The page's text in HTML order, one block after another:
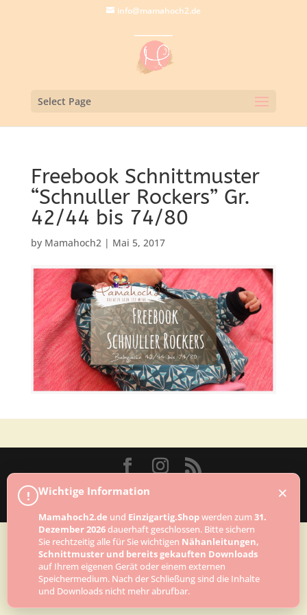
info@mamahoch2.de
Select Page
Freebook Schnittmuster
“Schnuller Rockers” Gr.
42/44 bis 74/80
by Mamahoch2| Mai 5, 2017
Designed byElegant Themes
! Wichtige Information
Mamahoch2.de und Einzigartig.Shopwerden zum 31.
Dezember 2026dauerhaft geschlossen. Bitte sichern
Sie rechtzeitig alle für Sie wichtigen Nähanleitungen,
Schnittmuster und bereits gekauften Downloads
auf Ihrem eigenen Gerät oder einem externen
Speichermedium. Nach der Schließung sind die Inhalte
und Downloads nicht mehr abrufbar.
×